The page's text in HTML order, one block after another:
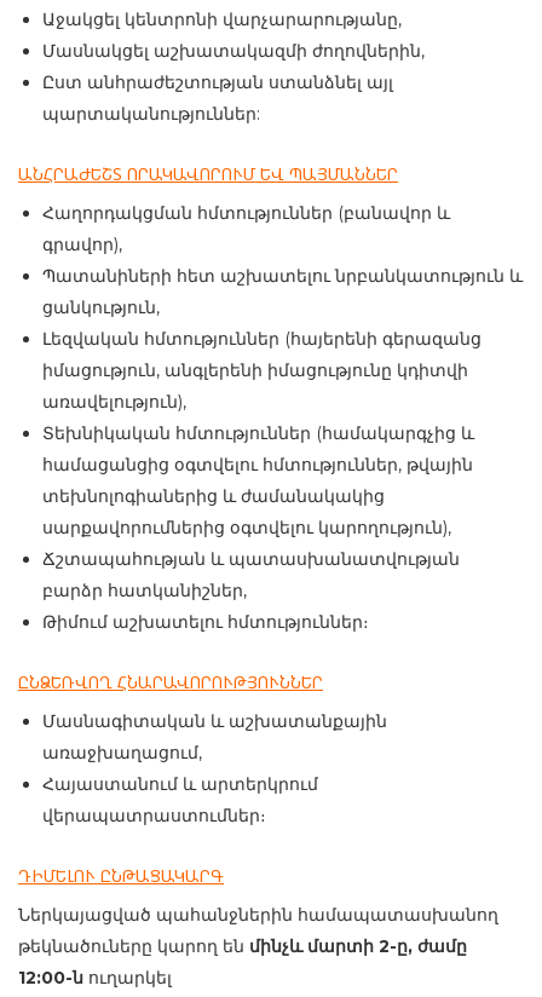
Աջակցել կենտրոնի վարչարարությանը,
Մասնակցել աշխատակազմի ժողովներին,
Ըստ անհրաժեշտության ստանձնել այլ
պարտականություններ:
ԱՆՀՐԱԺԵՇՏ ՈՐԱԿԱՎՈՐՈՒՄ ԵՎ ՊԱՅՄԱՆՆԵՐ
Հաղորդակցման հմտություններ (բանավոր և
գրավոր),
Պատանիների հետ աշխատելու նրբանկատություն և
ցանկություն,
Լեզվական հմտություններ (հայերենի գերազանց
իմացություն, անգլերենի իմացությունը կդիտվի
առավելություն),
Տեխնիկական հմտություններ (համակարգչից և
համացանցից օգտվելու հմտություններ, թվային
տեխնոլոգիաներից և ժամանակակից
սարքավորումներից օգտվելու կարողություն),
Ճշտապահության և պատասխանատվության
բարձր հատկանիշներ,
Թիմում աշխատելու հմտություններ։
ԸՆՁԵՌՎՈՂ ՀՆԱՐԱՎՈՐՈՒԹՅՈՒՆՆԵՐ
Մասնագիտական և աշխատանքային
առաջխաղացում,
Հայաստանում և արտերկրում
վերապատրաստումներ։
ԴԻՄԵԼՈՒ ԸՆԹԱՑԱԿԱՐԳ
Ներկայացված պահանջներին համապատասխանող
թեկնածուները կարող են մինչև մարտի 2-ը, ժամը
12:00-ն ուղարկել